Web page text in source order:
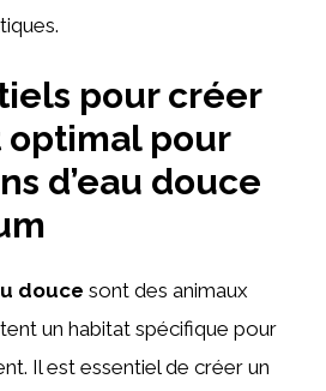
pour créer
optimal pour
d’eau douce
douce sont des animaux
un habitat spécifique pour
Il est essentiel de créer un